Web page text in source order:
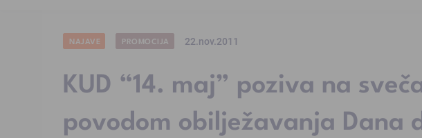
NAJAVE PROMOCIJA 22.nov.2011
KUD “14. maj” poziva na
povodom obilježavanja Dana